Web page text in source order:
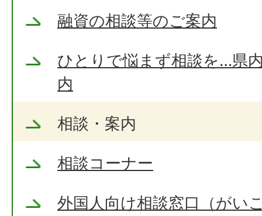
融資の相談等のご案内
ひとりで悩まず相談を…県
内
相談・案内
相談コーナー
外国人向け相談窓口（がい